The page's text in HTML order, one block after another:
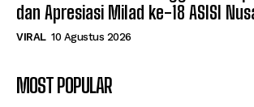
dan Apresiasi Milad ke-18 ASISI
VIRAL 10 Agustus 2026
MOST POPULAR